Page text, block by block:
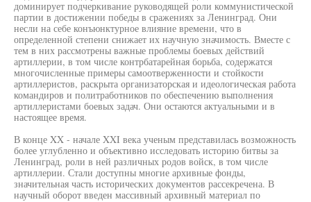
доминирует подчеркивание руководящей роли коммунистической
партии в достижении победы в сражениях за Ленинград. Они
несли на себе конъюнктурное влияние времени, что в
определенной степени снижает их научную значимость. Вместе с
тем в них рассмотрены важные проблемы боевых действий
артиллерии, в том числе контрбатарейная борьба, содержатся
многочисленные примеры самоотверженности и стойкости
артиллеристов, раскрыта организаторская и идеологическая работа
командиров и политработников по обеспечению выполнения
артиллеристами боевых задач. Они остаются актуальными и в
настоящее время.
В конце XX - начале XXI века ученым представилась возможность
более углубленно и объективно исследовать историю битвы за
Ленинград, роли в ней различных родов войск, в том числе
артиллерии. Стали доступны многие архивные фонды,
значительная часть исторических документов рассекречена. В
научный оборот введен массивный архивный материал по